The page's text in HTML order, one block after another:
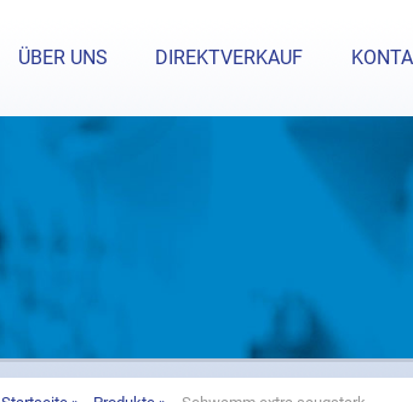
Haben Sie Fragen?
ÜBER UNS DIREKTVERKAUF